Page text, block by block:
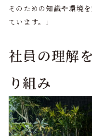
そのための 知識や環境
ています。」
社員の理解
り組み